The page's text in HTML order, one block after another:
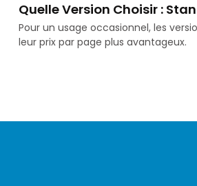
Quelle Version Choisir :
Pour un usage occasionnel, les
leur prix par page plus avantageux.